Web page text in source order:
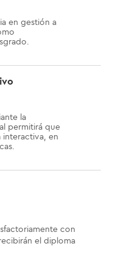
en gestión a
la
permitirá que
interactiva, en
con
el diploma